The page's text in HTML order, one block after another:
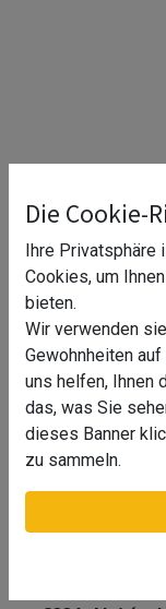
Smart+,
Die Cookie-
Ihre Privatsphäre
Cookies, um
bieten.
Wir verwenden
Gewohnheiten
uns helfen, Ihnen
das, was Sie
dieses Banner
zu sammeln.